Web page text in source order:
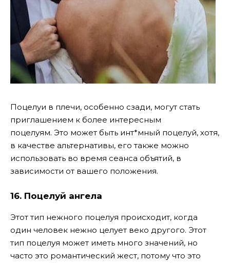
Поцелуи в плечи, особенно сзади, могут стать
приглашением к более интересным
поцелуям. Это может быть инт*мный поцелуй, хотя,
в качестве альтернативы, его также можно
использовать во время сеанса объятий, в
зависимости от вашего положения.
16. Поцелуй ангела
Этот тип нежного поцелуя происходит, когда
один человек нежно целует веко другого. Этот
тип поцелуя может иметь много значений, но
часто это романтический жест, потому что это